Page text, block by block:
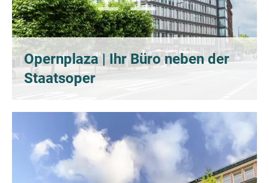
Opernplaza | Ihr Büro neben der
Staatsoper